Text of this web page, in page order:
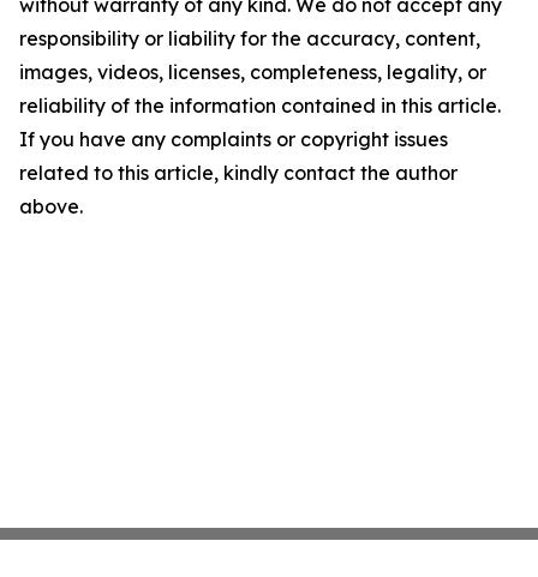
without warranty of any kind. We do not accept any
responsibility or liability for the accuracy, content,
images, videos, licenses, completeness, legality, or
reliability of the information contained in this article.
If you have any complaints or copyright issues
related to this article, kindly contact the author
above.